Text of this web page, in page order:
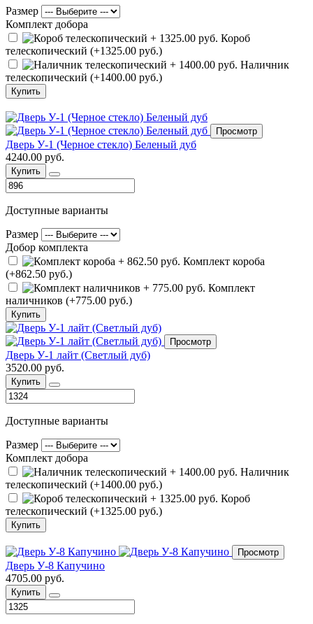
Размер
Комплект добора
Короб
телескопический (+1325.00 руб.)
Наличник
телескопический (+1400.00 руб.)
Купить
Просмотр
Дверь У-1 (Черное стекло) Беленый дуб
4240.00 руб.
Купить
Доступные варианты
Размер
Добор комплекта
Комплект короба
(+862.50 руб.)
Комплект
наличников (+775.00 руб.)
Купить
Просмотр
Дверь У-1 лайт (Светлый дуб)
3520.00 руб.
Купить
Доступные варианты
Размер
Комплект добора
Наличник
телескопический (+1400.00 руб.)
Короб
телескопический (+1325.00 руб.)
Купить
Просмотр
Дверь У-8 Капучино
4705.00 руб.
Купить